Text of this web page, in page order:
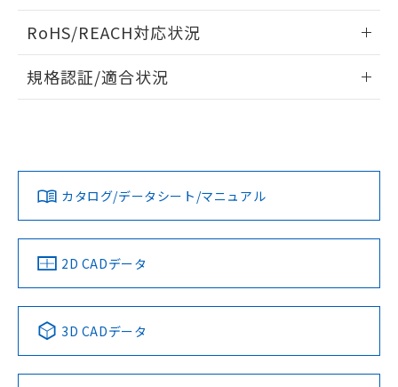
タイムチャート
A: 40mm以上、B: 30mm以上
上、n: 20mm以上
検出物体の大きさと材質による影響
検出領域
ドすることができます。
ログイン/会員登録
ダウンロードデータをご利用いただく前に、以下を必ずお読
みください。
ソフトウェアの使用条件
RoHS/REACH対応状況
EU RoHS 注意事項・凡例
対応済み
中国 RoHS 注意事項・凡例
Pb Hg Cd Cr(VI)
規格認証/適合状況
LR型式承認
（イギリス
船舶規格）
DNV型式承認
（ノルウェー
BV型式承認
（フランス
KR型式
（韓国
No No No No
この製品の規格認証/適合状況ページへ
その他の認証はこちらのページからご検索ください
カタログ/データシート/マニュアル
2D CADデータ
3D CADデータ